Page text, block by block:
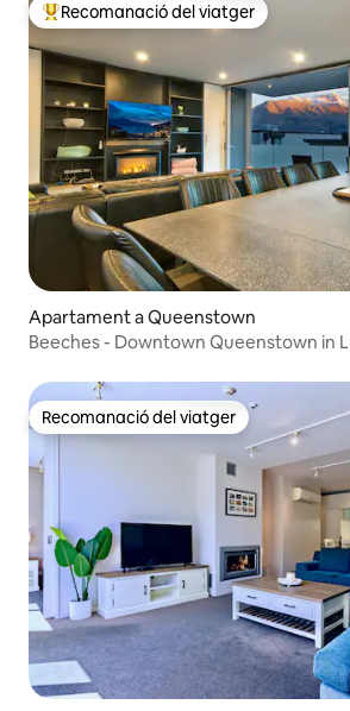
Principals recomanacions dels viatgers
Recomanació del viatger
Apartament a Queenstown
Beeches - Downtown Queenstown in
Recomanació del viatger
Recomanació del viatger